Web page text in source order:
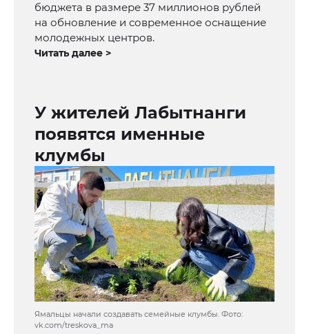
бюджета в размере 37 миллионов рублей
на обновление и современное оснащение
молодежных центров.
Читать далее >
У жителей Лабытнанги
появятся именные
клумбы
Ямальцы начали создавать семейные клумбы. Фото:
vk.com/treskova_ma